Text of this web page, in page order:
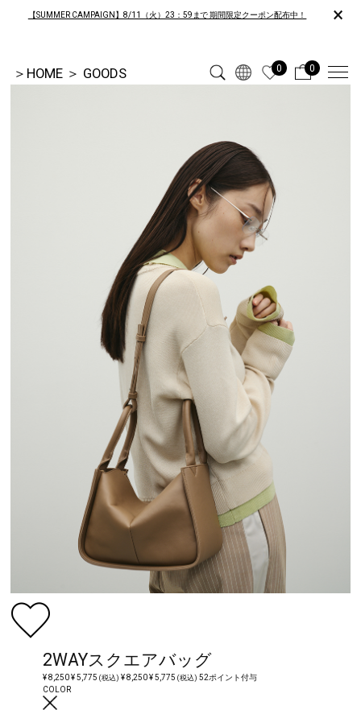
【SUMMER CAMPAIGN】8/11（火）23：59まで 期間限定クーポン配布中！ ×
＞ HOME ＞ GOODS 0 0
2WAYスクエアバッグ
¥ 8,250¥ 5,775(税込) ¥ 8,250¥ 5,775(税込) 52ポイント付与
COLOR